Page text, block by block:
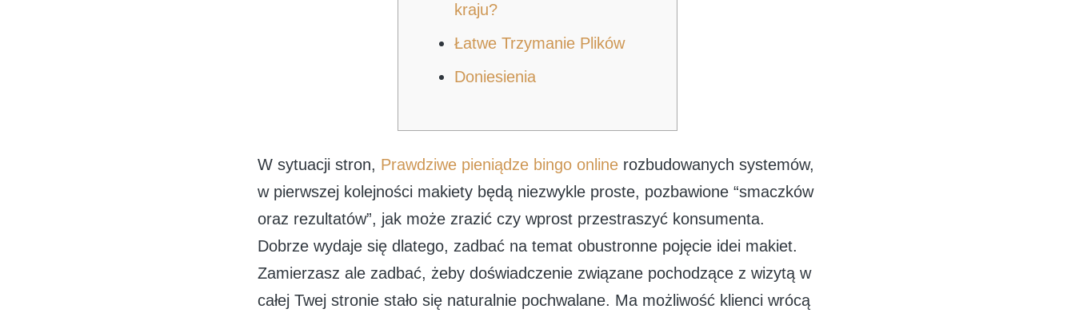
kraju?
Łatwe Trzymanie Plików
Doniesienia
W sytuacji stron, Prawdziwe pieniądze bingo online rozbudowanych systemów,
w pierwszej kolejności makiety będą niezwykle proste, pozbawione “smaczków
oraz rezultatów”, jak może zrazić czy wprost przestraszyć konsumenta.
Dobrze wydaje się dlatego, zadbać na temat obustronne pojęcie idei makiet.
Zamierzasz ale zadbać, żeby doświadczenie związane pochodzące z wizytą w
całej Twej stronie stało się naturalnie pochwalane. Ma możliwość klienci wrócą